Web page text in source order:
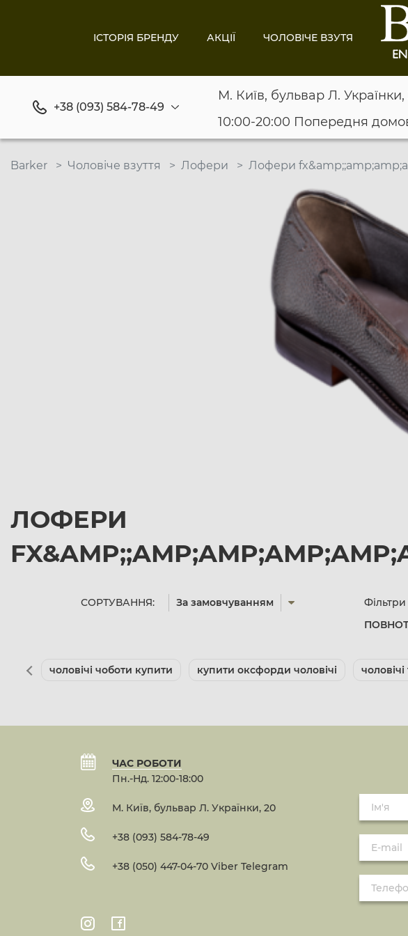
ІСТОРІЯ БРЕНДУ АКЦІЇ ЧОЛОВІЧЕ ВЗУТЯ
+38 (093) 584-78-49
М. Київ, бульвар Л. Українки,
10:00-20:00 Попередня
Barker Чоловіче взуття Лофери Лофери
ЛОФЕРИ
СОРТУВАННЯ: За замовчуванням
Фільтри
чоловічі чоботи купити купити оксфорди чоловічі
ЧАС РОБОТИ
Пн.-Нд. 12:00-18:00
М. Київ, бульвар Л. Українки, 20
+38 (093) 584-78-49
+38 (050) 447-04-70 Viber Telegram